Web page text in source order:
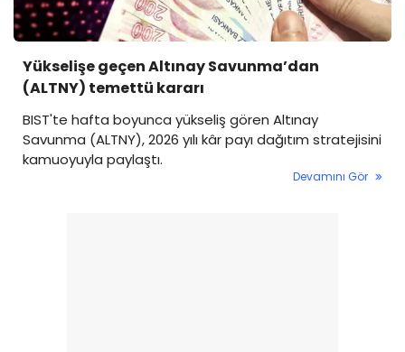
Yükselişe geçen Altınay Savunma’dan
(ALTNY) temettü kararı
BIST'te hafta boyunca yükseliş gören Altınay
Savunma (ALTNY), 2026 yılı kâr payı dağıtım stratejisini
kamuoyuyla paylaştı.
Devamını Gör